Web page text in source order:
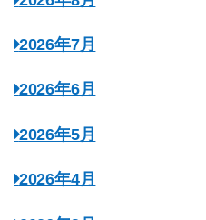
2026年7月
2026年6月
2026年5月
2026年4月